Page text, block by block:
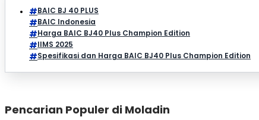
BAIC BJ 40 PLUS
BAIC Indonesia
Harga BAIC BJ40 Plus Champion Edition
IIMS 2025
Spesifikasi dan Harga BAIC BJ40 Plus Champion Edition
Pencarian Populer di Moladin